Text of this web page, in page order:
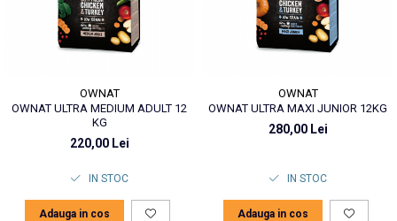
OWNAT
OWNAT ULTRA MEDIUM ADULT 12
KG
220,00 Lei
IN STOC
Adauga in cos
OWNAT
OWNAT ULTRA MAXI JUNIOR 12KG
280,00 Lei
IN STOC
Adauga in cos